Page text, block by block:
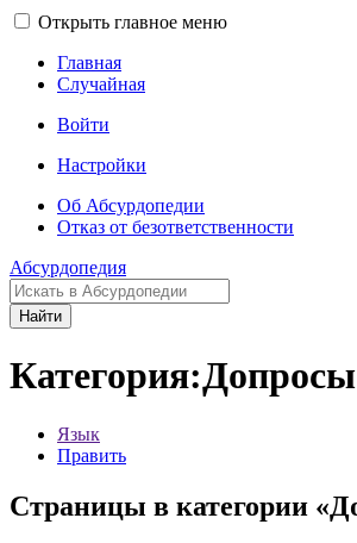
Открыть главное меню
Главная
Случайная
Войти
Настройки
Об Абсурдопедии
Отказ от безответственности
Абсурдопедия
Найти
Категория:Допросы
Язык
Править
Страницы в категории